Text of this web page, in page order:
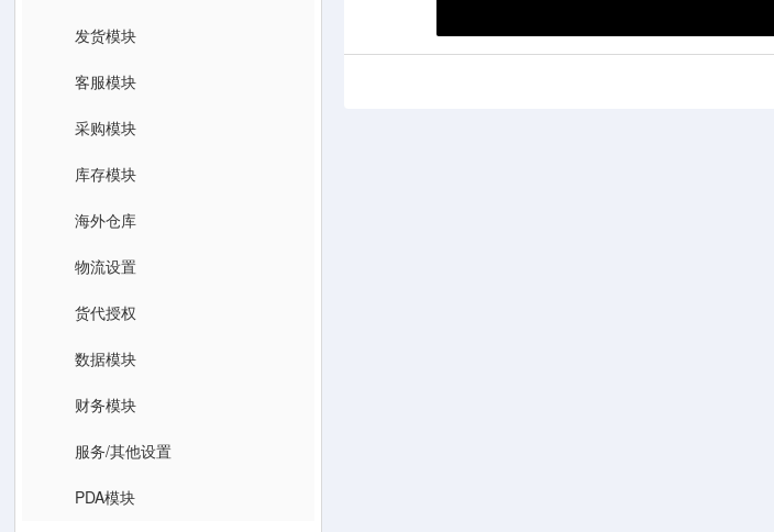
发货模块
客服模块
采购模块
库存模块
海外仓库
物流设置
货代授权
数据模块
财务模块
服务/其他设置
PDA模块